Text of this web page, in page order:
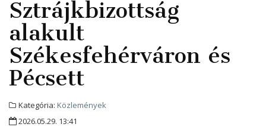
Sztrájkbizottság
alakult
Székesfehérváron és
Pécsett
Kategória: Közlemények
2026.05.29. 13:41